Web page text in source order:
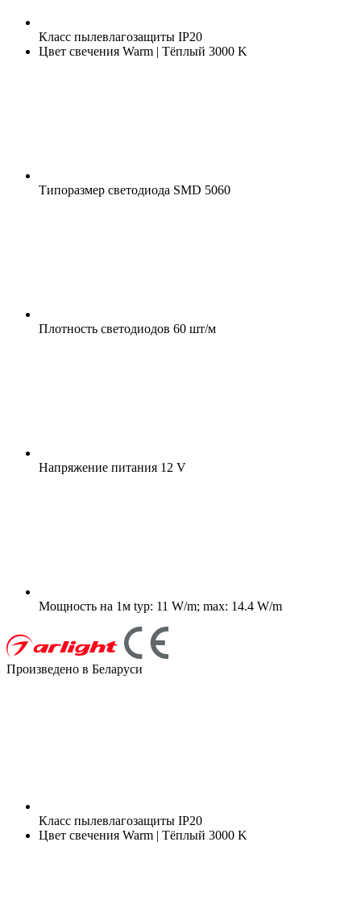
Класс пылевлагозащиты IP20
Цвет свечения Warm | Тёплый 3000 K
Типоразмер светодиода SMD 5060
Плотность светодиодов 60 шт/м
Напряжение питания 12 V
Мощность на 1м typ: 11 W/m; max: 14.4 W/m
Произведено в Беларуси
Класс пылевлагозащиты IP20
Цвет свечения Warm | Тёплый 3000 K